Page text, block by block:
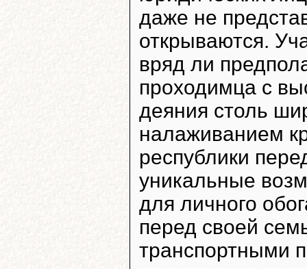
даже не
открываются.
вряд ли
проходимца с
деяния столь
налаживанием
республики
уникальные
для личного
перед своей
транспортными